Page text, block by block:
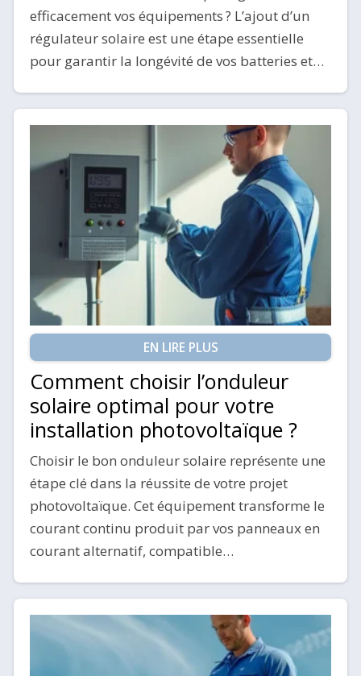
efficacement vos équipements ? L’ajout d’un
régulateur solaire est une étape essentielle
pour garantir la longévité de vos batteries et…
EN LIRE PLUS
Comment choisir l’onduleur
solaire optimal pour votre
installation photovoltaïque ?
Choisir le bon onduleur solaire représente une
étape clé dans la réussite de votre projet
photovoltaïque. Cet équipement transforme le
courant continu produit par vos panneaux en
courant alternatif, compatible…